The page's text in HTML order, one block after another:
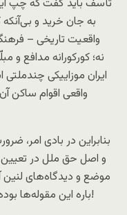
تأسف باید گفت که چپ
به جان خرید و
واقعیت تاریخی –
نه؛ کورکورانه مدافع و
ایران موزاییکی
واقعی اقوام ساکن
بنابراين در بادی امر،
و اصل حق ملل در
موضع و دیدگاه‌های
باره این مقوله‌ها بوده و هنوز نیز دُر به همان پاشنه می‌چرخد!